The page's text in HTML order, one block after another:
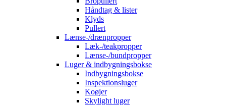
Håndtag & lister
Klyds
Pullert
Lænse-/drænpropper
Læk-/teakpropper
Lænse-/bundpropper
Luger & indbygningsbokse
Indbygningsbokse
Inspektionsluger
Koøjer
Skylight luger